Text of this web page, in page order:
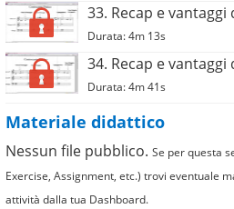
33. Recap e
Durata: 4m 13s
34. Recap e
Durata: 4m 41s
Materiale didattico
Nessun file pubblico.Se per questa
Exercise, Assignment, etc.) trovi eventuale
attività dalla tua Dashboard.